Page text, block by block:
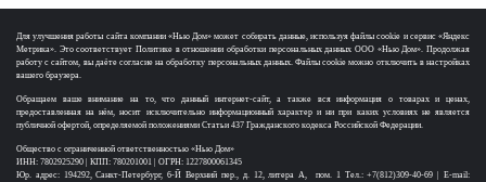
Для улучшения работы сайта компании «Нью Дом» может собирать данные, используя файлы cookie и сервис «Яндекс
Метрика». Это соответствует Политике в отношении обработки персональных данных ООО «Нью Дом». Продолжая
работу с сайтом, вы даёте согласие на обработку персональных данных. Файлы cookie можно отключить в настройках
вашего браузера.
Обращаем ваше внимание на то, что данный интернет-сайт, а также вся информация о товарах и ценах,
предоставленная на нём, носит исключительно информационный характер и ни при каких условиях не является
публичной офертой, определяемой положениями Статьи 437 Гражданского кодекса Российской Федерации.
Общество с ограниченной ответственностью «Нью Дом»
ИНН: 7802925290 | КПП: 780201001 | ОГРН: 1227800061345
Юр. адрес: 194292, Санкт-Петербург, 6-Й Верхний пер., д. 12, литера А, пом. 1 Тел.: +7(812)309-40-69 | E-mail: